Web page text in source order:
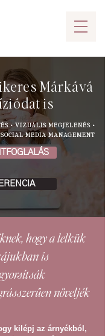
Márkává
is
• VIZUÁLIS MEGJELENÉS •
MEDIA MANAGEMENT
hogy a lelkük
is
növeljék
kilépj az árnyékból,